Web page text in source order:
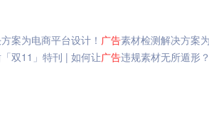
案为电商平台设计！ 广告素材检测解决方案
双11」特刊 | 如何让广告违规素材无所遁形？